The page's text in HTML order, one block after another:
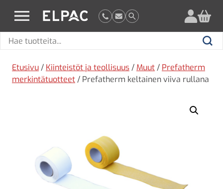
elpac.fi
Hae
Hae
Etusivu / Kiinteistöt ja teollisuus / Muut / Prefatherm
merkintätuotteet / Prefatherm keltainen viiva rullana